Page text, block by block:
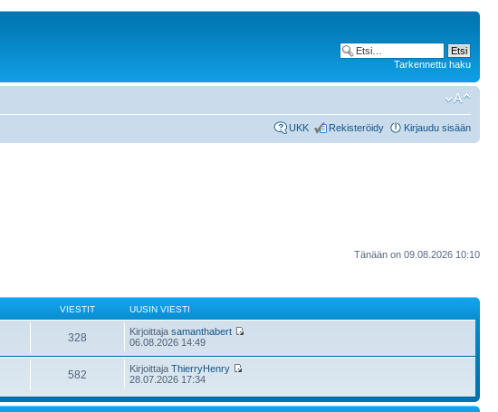
Tarkennettu haku
UKK Rekisteröidy Kirjaudu sisään
Tänään on 09.08.2026 10:10
VIESTIT UUSIN VIESTI
328 Kirjoittajasamanthabert
06.08.2026 14:49
582 KirjoittajaThierryHenry
28.07.2026 17:34